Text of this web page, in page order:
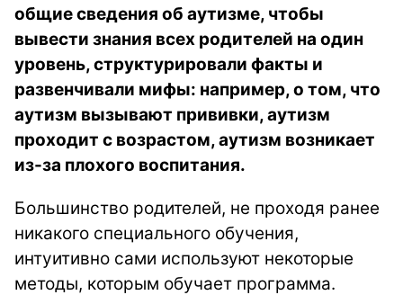
общие сведения об аутизме, чтобы
вывести знания всех родителей на один
уровень, структурировали факты и
развенчивали мифы: например, о том, что
аутизм вызывают прививки, аутизм
проходит с возрастом, аутизм возникает
из-за плохого воспитания.
Большинство родителей, не проходя ранее
никакого специального обучения,
интуитивно сами используют некоторые
методы, которым обучает программа.